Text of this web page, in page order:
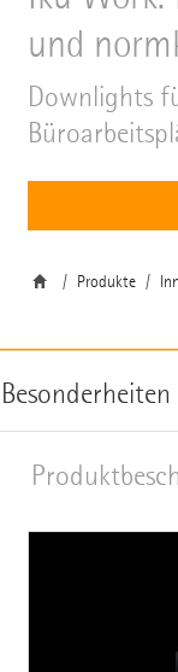
und
Downlights
Produkte